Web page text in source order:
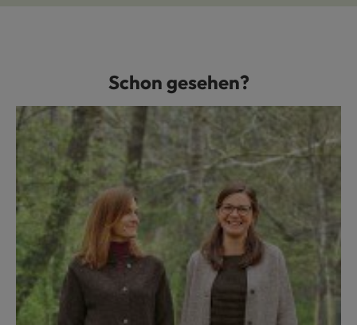
Produktgalerie überspringenSchon gesehen?